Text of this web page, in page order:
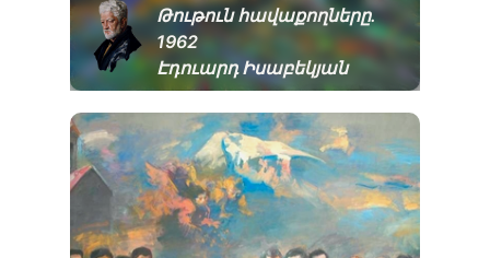
Թութուն հավաքողները․
1962
Էդուարդ Իսաբեկյան